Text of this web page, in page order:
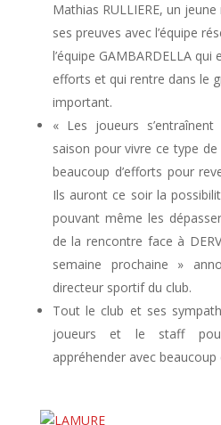
Mathias RULLIERE, un
ses preuves avec l’équipe
l’équipe GAMBARDELLA
efforts et qui rentre dans le
important.
« Les joueurs
saison pour vivre ce type
beaucoup d’efforts pour
Ils auront ce soir la
pouvant même les
de la rencontre face à
semaine prochaine »
directeur sportif du club.
Tout le club et ses
joueurs et le staff
appréhender avec